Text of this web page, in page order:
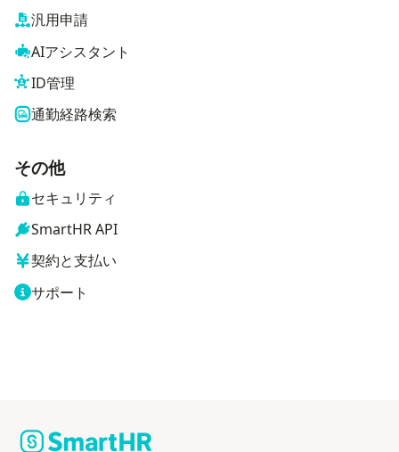
汎用申請
AIアシスタント
ID管理
通勤経路検索
その他
セキュリティ
SmartHR API
契約と支払い
サポート